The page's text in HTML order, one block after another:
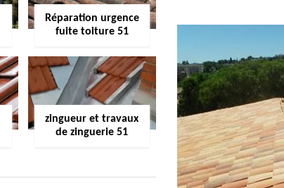
Réparation urgence
fuite toiture 51
zingueur et travaux
de zinguerie 51